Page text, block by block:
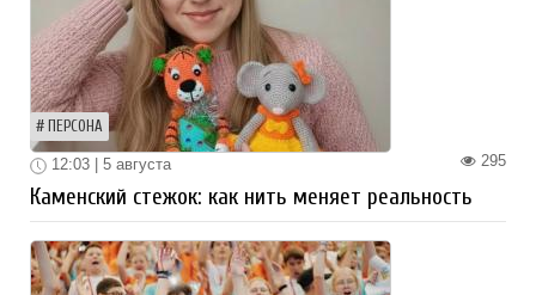
ПЕРСОНА
295
12:03 | 5 августа
Каменский стежок: как нить меняет реальность